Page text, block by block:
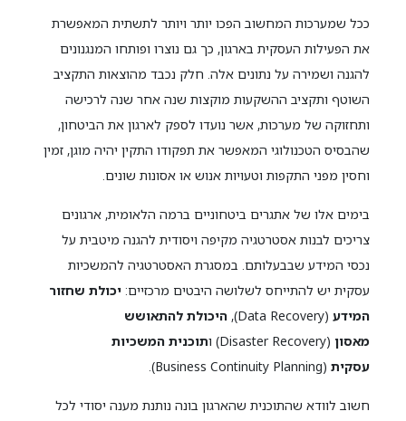
ככל שמערכות המחשוב הפכו יותר ויותר לתשתית המאפשרת
את הפעילות העסקית בארגון, כך גם נוצרו ופותחו המנגנונים
להגנה ושמירה על נתונים אלה. חלק נכבד מהוצאות התקציב
השוטף ותקציב ההשקעות מוקצות שנה אחר שנה לרכישה
ותחזוקה של מערכות, אשר נועדו לספק לארגון את הביטחון,
שהבסיס הטכנולוגי המאפשר את תפקודו התקין יהיה מוגן, זמין
וחסין מפני התקפות וטעויות אנוש או אסונות שונים.
בימים אלו של אתגרים ביטחוניים ברמה הלאומית, ארגונים
צריכים לבנות אסטרטגיה מקיפה ויסודית להגנה מיטבית על
נכסי המידע שבבעלותם. במסגרת האסטרטגיה להמשכיות
עסקית יש להתייחס לשלושה היבטים מרכזיים: יכולת שחזור
המידע (Data Recovery),
היכולת להתאושש
מאסון (Disaster Recovery) ו
תוכנית המשכיות
עסקית (Business Continuity Planning).
חשוב לוודא שהתוכנית שהארגון בונה נותנת מענה יסודי לכל